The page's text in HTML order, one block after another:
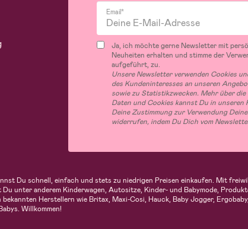
Email*
Ja, ich möchte gerne Newsletter mit
Neuheiten erhalten und stimme der
aufgeführt, zu.
Unsere Newsletter verwenden Cookies
des Kundeninteresses an unseren
sowie zu Statistikzwecken. Mehr über
Daten und Cookies kannst Du in unseren
Deine Zustimmung zur Verwendung
widerrufen, indem Du Dich vom
Du schnell, einfach und stets zu niedrigen Preisen einkaufen. Mit
unter anderem Kinderwagen, Autositze, Kinder- und Babymode,
Herstellern wie Britax, Maxi-Cosi, Hauck, Baby Jogger,
Willkommen!